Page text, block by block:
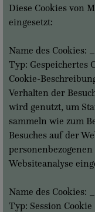
Diese Cookies von
eingesetzt:
Name des Cookies:
Typ: Gespeichertes
Cookie-
Verhalten der
wird genutzt, um
sammeln wie zum
Besuches auf der
Websiteanalyse
Name des Cookies:
Typ: Session